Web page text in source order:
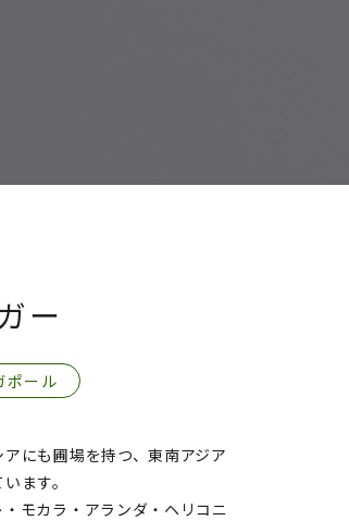
ー
ポール
にも圃場を持つ、東南アジア
ます。
モカラ・アランダ・ヘリコニ